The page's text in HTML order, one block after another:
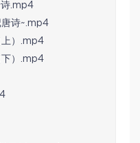
.mp4
诗~.mp4
上）.mp4
下）.mp4